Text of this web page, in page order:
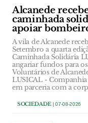
Alcanede
caminhada
apoiar
A vila de Alcanede
Setembro a quarta
Caminhada Solidária
angariar fundos para
Voluntários de
LUSICAL - Companhia
em parceria com a
SOCIEDADE| 07-08-2026